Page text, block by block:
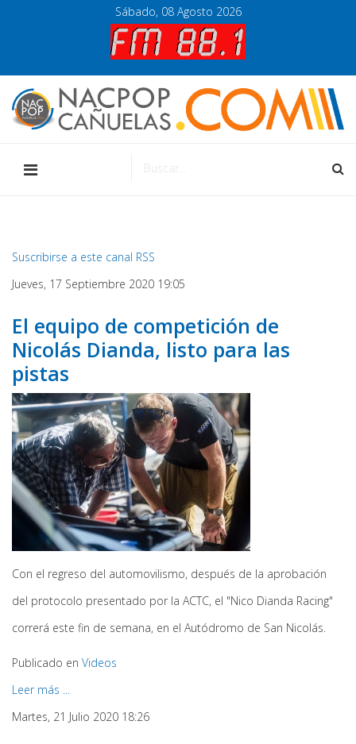
Sábado, 08 Agosto 2026
Suscribirse a este canal RSS
Jueves, 17 Septiembre 2020 19:05
El equipo de competición de
Nicolás Dianda, listo para las
pistas
Con el regreso del automovilismo, después de la aprobación
del protocolo presentado por la ACTC, el "Nico Dianda Racing"
correrá este fin de semana, en el Autódromo de San Nicolás.
Publicado en Videos
Leer más ...
Martes, 21 Julio 2020 18:26